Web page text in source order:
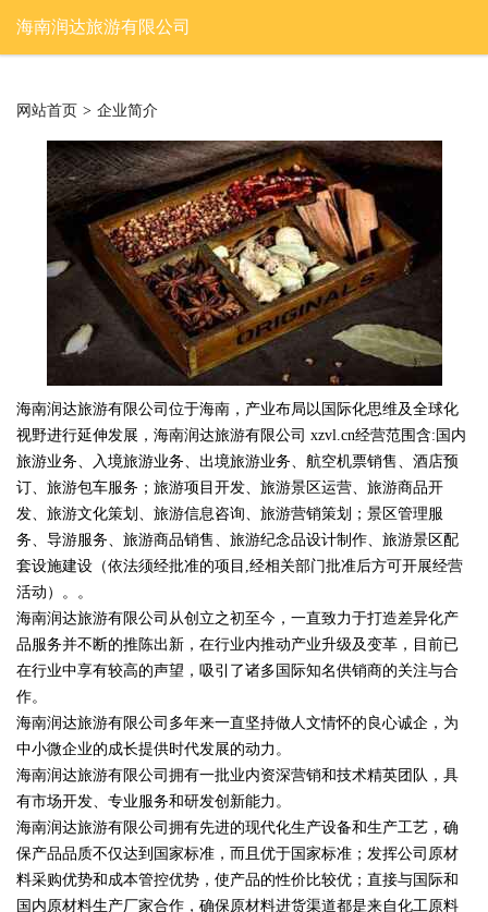
海南润达旅游有限公司
网站首页 > 企业简介
海南润达旅游有限公司位于海南，产业布局以国际化思维及全球化
视野进行延伸发展，海南润达旅游有限公司 xzvl.cn经营范围含:国内
旅游业务、入境旅游业务、出境旅游业务、航空机票销售、酒店预
订、旅游包车服务；旅游项目开发、旅游景区运营、旅游商品开
发、旅游文化策划、旅游信息咨询、旅游营销策划；景区管理服
务、导游服务、旅游商品销售、旅游纪念品设计制作、旅游景区配
套设施建设（依法须经批准的项目,经相关部门批准后方可开展经营
活动）。。
海南润达旅游有限公司从创立之初至今，一直致力于打造差异化产
品服务并不断的推陈出新，在行业内推动产业升级及变革，目前已
在行业中享有较高的声望，吸引了诸多国际知名供销商的关注与合
作。
海南润达旅游有限公司多年来一直坚持做人文情怀的良心诚企，为
中小微企业的成长提供时代发展的动力。
海南润达旅游有限公司拥有一批业内资深营销和技术精英团队，具
有市场开发、专业服务和研发创新能力。
海南润达旅游有限公司拥有先进的现代化生产设备和生产工艺，确
保产品品质不仅达到国家标准，而且优于国家标准；发挥公司原材
料采购优势和成本管控优势，使产品的性价比较优；直接与国际和
国内原材料生产厂家合作，确保原材料进货渠道都是来自化工原料